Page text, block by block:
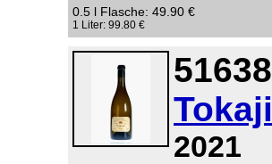
0.5 l Flasche: 49.90 €
1 Liter: 99.80 €
2021